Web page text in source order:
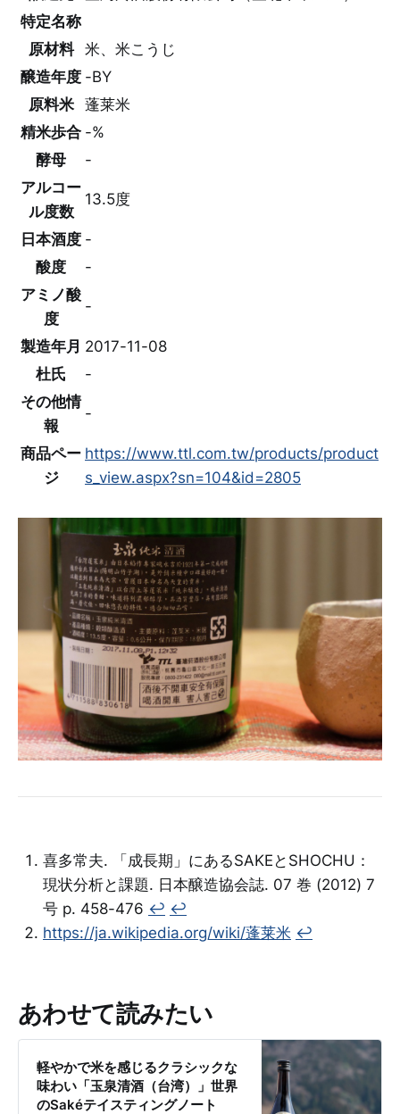
特定名称
原材料
米、米こうじ
醸造年度 -BY
原料米
蓬莱米
精米歩合 -%
酵母
-
アルコー
ル度数
13.5度
日本酒度 -
酸度
-
アミノ酸
度
-
製造年月 2017-11-08
杜氏
-
その他情
報
-
商品ペー
ジ
https://www.ttl.com.tw/products/product
s_view.aspx?sn=104&id=2805
喜多常夫. 「成長期」にあるSAKEとSHOCHU：
現状分析と課題. 日本醸造協会誌. 07 巻 (2012) 7
号 p. 458-476 ↩︎ ↩︎
https://ja.wikipedia.org/wiki/蓬莱米 ↩︎
あわせて読みたい
軽やかで米を感じるクラシックな
味わい「玉泉清酒（台湾）」世界
のSakéテイスティングノート